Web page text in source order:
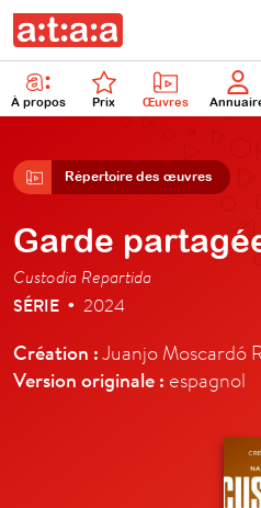
À propos Prix Œuvres
Répertoire des œuvres
Garde
Custodia Repartida
SÉRIE • 2024
Création :Juanjo Moscardó
Version originale : espagnol